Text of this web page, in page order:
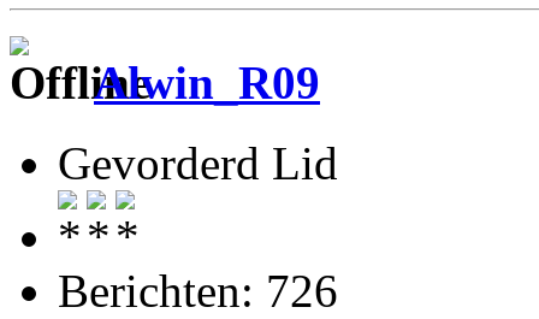
Alwin_R09
Gevorderd Lid
Berichten: 726